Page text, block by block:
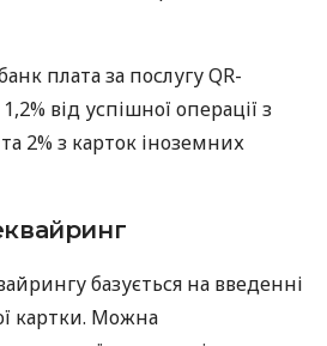
плата за послугу QR-
від успішної операції з
2% з карток іноземних
базується на введенні
картки. Можна